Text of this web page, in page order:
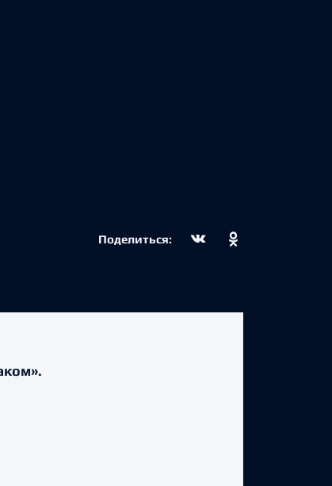
Поделиться: